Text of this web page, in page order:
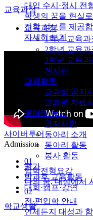
교육과정
교육과정
1학년 교육과
2학년 교육과
3학년 교육과
게시판
교과활동
교과별 공지
교과별 자료
동아리·봉사
공지사항
동아리 소개
동아리 활동
봉사 활동
평가
방과후 교육활동
대회·캠프·강연
학교생활
대입 수시·정시 전
학생의 꿈을 현실
진학 정보를 제공
자세히 보기
사이버투어
Admission
01
입학전형요강
나의 꿈, 대성에서
02
전·편입학 안내
언제든지 대성과